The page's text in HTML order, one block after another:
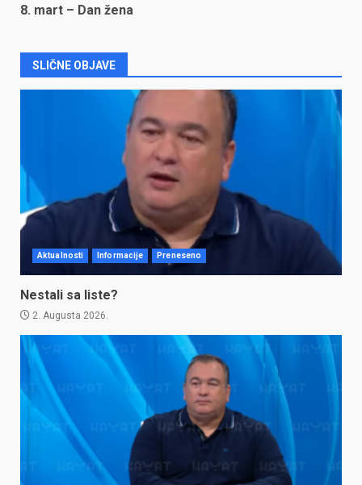
8. mart – Dan žena
SLIČNE OBJAVE
Aktualnosti Informacije Preneseno
Nestali sa liste?
2. Augusta 2026.